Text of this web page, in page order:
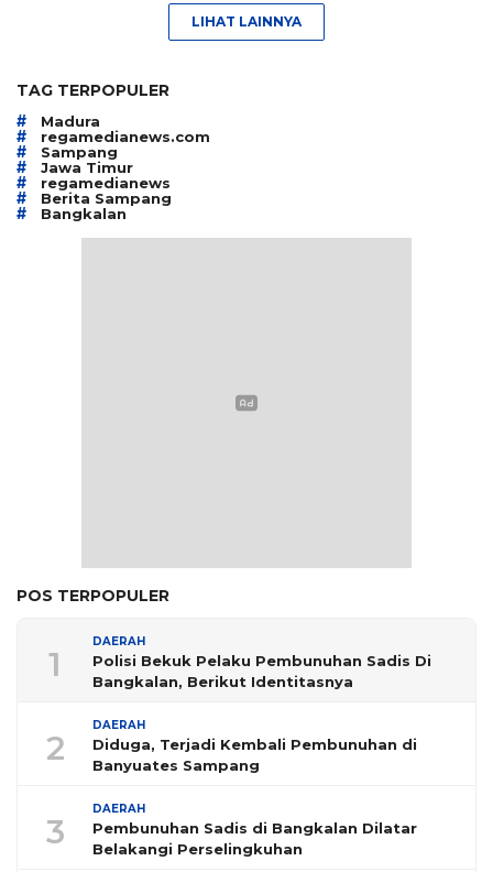
LIHAT LAINNYA
TAG TERPOPULER
# Madura
# regamedianews.com
# Sampang
# Jawa Timur
# regamedianews
# Berita Sampang
# Bangkalan
POS TERPOPULER
1
DAERAH
Polisi Bekuk Pelaku Pembunuhan Sadis Di
Bangkalan, Berikut Identitasnya
2
DAERAH
Diduga, Terjadi Kembali Pembunuhan di
Banyuates Sampang
3
DAERAH
Pembunuhan Sadis di Bangkalan Dilatar
Belakangi Perselingkuhan